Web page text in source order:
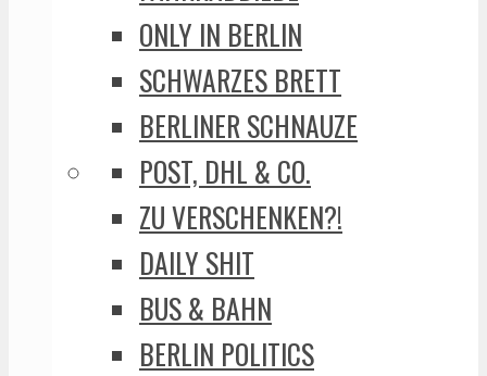
ONLY IN BERLIN
SCHWARZES BRETT
BERLINER SCHNAUZE
POST, DHL & CO.
ZU VERSCHENKEN?!
DAILY SHIT
BUS & BAHN
BERLIN POLITICS